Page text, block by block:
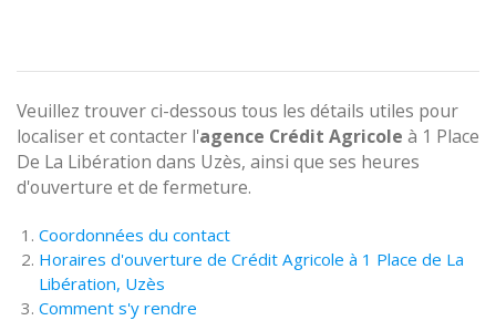
Veuillez trouver ci-dessous tous les détails utiles pour
localiser et contacter l'agence Crédit Agricole à 1 Place
De La Libération dans Uzès, ainsi que ses heures
d'ouverture et de fermeture.
Coordonnées du contact
Horaires d'ouverture de Crédit Agricole à 1 Place de La
Libération, Uzès
Comment s'y rendre